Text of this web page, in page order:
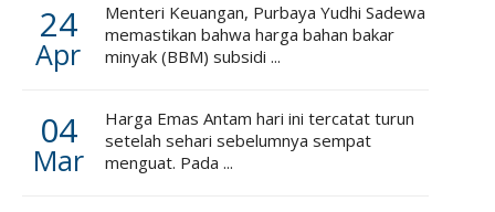
24
Apr
Menteri Keuangan, Purbaya Yudhi Sadewa
memastikan bahwa harga bahan bakar
minyak (BBM) subsidi ...
04
Mar
Harga Emas Antam hari ini tercatat turun
setelah sehari sebelumnya sempat
menguat. Pada ...